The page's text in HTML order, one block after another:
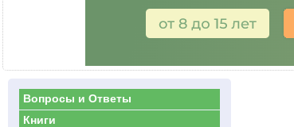
Вопросы и Ответы
Книги